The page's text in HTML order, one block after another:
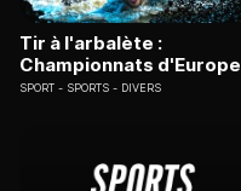
Tir à l'arbalète :
Championnats d'Europe
SPORT SPORTS - DIVERS